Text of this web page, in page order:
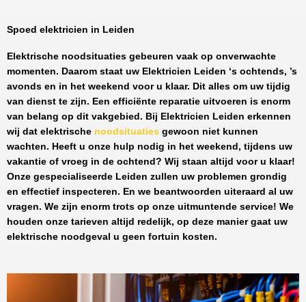
Spoed elektricien in Leiden
Elektrische noodsituaties gebeuren vaak op onverwachte
momenten. Daarom staat uw Elektricien Leiden ‘s ochtends, ’s
avonds en in het weekend voor u klaar. Dit alles om uw tijdig
van dienst te zijn. Een efficiënte reparatie uitvoeren is enorm
van belang op dit vakgebied. Bij Elektricien Leiden erkennen
wij dat elektrische noodsituaties gewoon niet kunnen
wachten. Heeft u onze hulp nodig in het weekend, tijdens uw
vakantie of vroeg in de ochtend? Wij staan altijd voor u klaar!
Onze gespecialiseerde Leiden zullen uw problemen grondig
en effectief inspecteren. En we beantwoorden uiteraard al uw
vragen. We zijn enorm trots op onze uitmuntende service! We
houden onze tarieven altijd redelijk, op deze manier gaat uw
elektrische noodgeval u geen fortuin kosten.